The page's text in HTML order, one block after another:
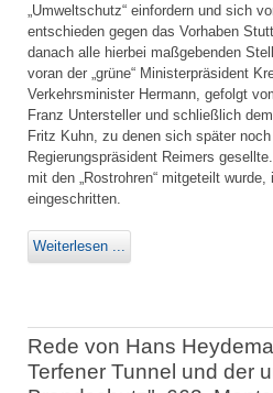
„Umweltschutz“ einfordern und sich
entschieden gegen das Vorhaben
danach alle hierbei maßgebenden
voran der „grüne“ Ministerpräsident
Verkehrsminister Hermann, gefolgt
Franz Untersteller und schließlich
Fritz Kuhn, zu denen sich später noch
Regierungspräsident Reimers
mit den „Rostrohren“ mitgeteilt
eingeschritten.
Weiterlesen ...
Rede von Hans
Terfener Tunnel und der